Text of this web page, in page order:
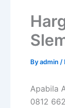
Byadmin /
Apabila
0812